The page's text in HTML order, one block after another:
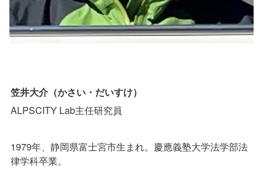
笠井大介（かさい・だいすけ）
ALPSCITY Lab主任研究員
1979年、静岡県富士宮市生まれ。慶應義塾大学法学部法
律学科卒業。